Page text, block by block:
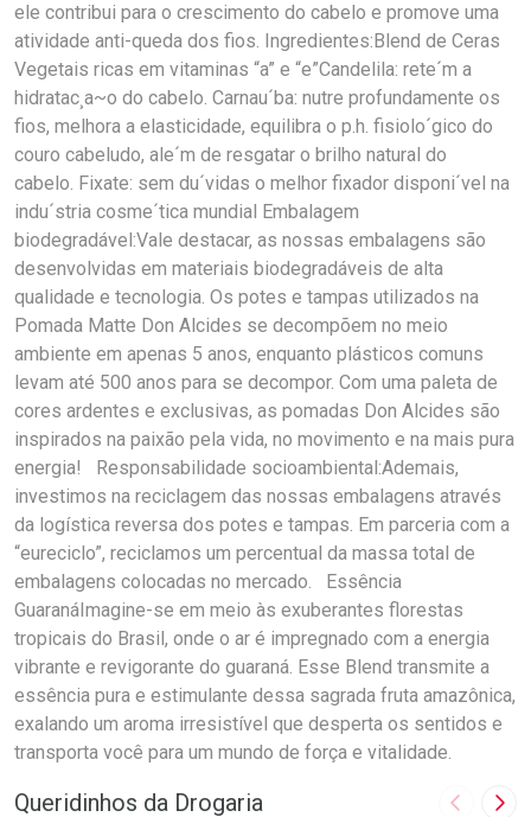
ele contribui para o crescimento do cabelo e promove uma
atividade anti-queda dos fios. Ingredientes:Blend de Ceras
Vegetais ricas em vitaminas “a” e “e”Candelila: rete´m a
hidratac¸a~o do cabelo. Carnau´ba: nutre profundamente os
fios, melhora a elasticidade, equilibra o p.h. fisiolo´gico do
couro cabeludo, ale´m de resgatar o brilho natural do
cabelo. Fixate: sem du´vidas o melhor fixador disponi´vel na
indu´stria cosme´tica mundial Embalagem
biodegradável:Vale destacar, as nossas embalagens são
desenvolvidas em materiais biodegradáveis de alta
qualidade e tecnologia. Os potes e tampas utilizados na
Pomada Matte Don Alcides se decompõem no meio
ambiente em apenas 5 anos, enquanto plásticos comuns
levam até 500 anos para se decompor. Com uma paleta de
cores ardentes e exclusivas, as pomadas Don Alcides são
inspirados na paixão pela vida, no movimento e na mais pura
energia! Responsabilidade socioambiental:Ademais,
investimos na reciclagem das nossas embalagens através
da logística reversa dos potes e tampas. Em parceria com a
“eureciclo”, reciclamos um percentual da massa total de
embalagens colocadas no mercado. Essência
GuaranáImagine-se em meio às exuberantes florestas
tropicais do Brasil, onde o ar é impregnado com a energia
vibrante e revigorante do guaraná. Esse Blend transmite a
essência pura e estimulante dessa sagrada fruta amazônica,
exalando um aroma irresistível que desperta os sentidos e
transporta você para um mundo de força e vitalidade.
Queridinhos da Drogaria Imagem